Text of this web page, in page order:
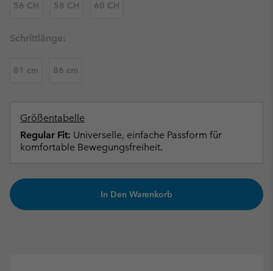
56 CH 58 CH 60 CH
Schrittlänge:
81 cm 86 cm
Größentabelle
Regular Fit: Universelle, einfache Passform für
komfortable Bewegungsfreiheit.
In Den Warenkorb